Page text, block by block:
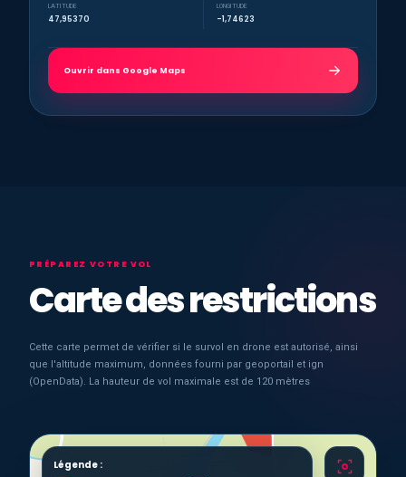
LATITUDE
47,95370
LONGITUDE
-1,74623
Ouvrir dans Google Maps
PRÉPAREZ VOTRE VOL
Carte des restrictions
Cette carte permet de vérifier si le survol en drone est autorisé, ainsi
que l'altitude maximum, données fourni par geoportail et ign
(OpenData). La hauteur de vol maximale est de 120 mètres
Légende :